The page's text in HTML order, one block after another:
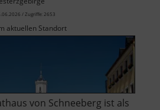
/ Zugriffe: 2653
aktuellen Standort
von Schneeberg ist als